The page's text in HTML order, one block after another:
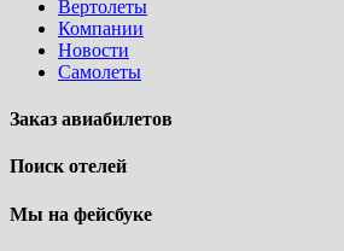
Вертолеты
Компании
Новости
Самолеты
Заказ авиабилетов
Поиск отелей
Мы на фейсбуке